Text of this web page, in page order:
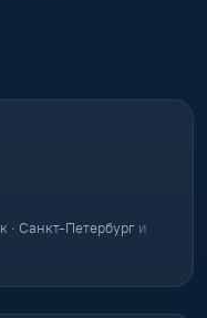
· Санкт-Петербург и